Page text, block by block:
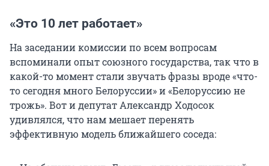
«Это 10 лет работает»
На заседании комиссии по всем вопросам
вспоминали опыт союзного государства, так что в
какой-то момент стали звучать фразы вроде «что-
то сегодня много Белоруссии» и «Белоруссию не
трожь». Вот и депутат Александр Ходосок
удивлялся, что нам мешает перенять
эффективную модель ближайшего соседа: